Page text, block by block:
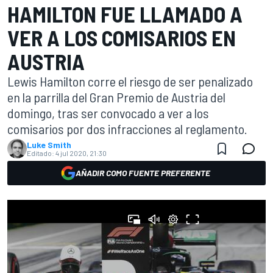
HAMILTON FUE LLAMADO A
VER A LOS COMISARIOS EN
AUSTRIA
Lewis Hamilton corre el riesgo de ser penalizado
en la parrilla del Gran Premio de Austria del
domingo, tras ser convocado a ver a los
comisarios por dos infracciones al reglamento.
Luke Smith
Editado: 4 jul 2020, 21:30
AÑADIR COMO FUENTE PREFERENTE